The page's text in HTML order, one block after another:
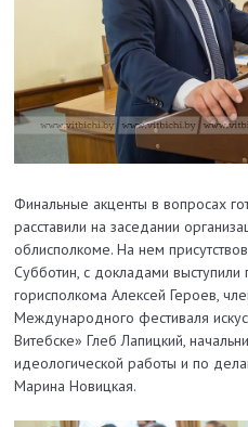
Финальные акценты в вопросах
расставили на заседании
облисполкоме. На нем
Субботин, с докладами выступили
горисполкома Алексей Героев,
Международного фестиваля
Витебске» Глеб Лапицкий,
идеологической работы и по
Марина Новицкая.